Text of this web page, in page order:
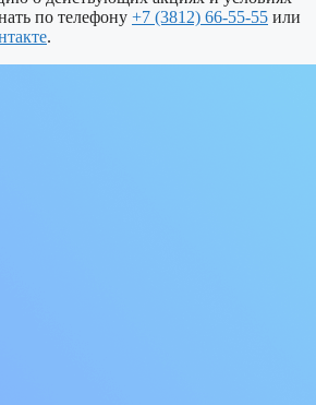
по телефону +7 (3812) 66-55-55 или
.